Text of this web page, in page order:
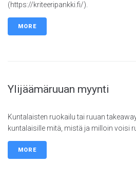
(https://kriteeripankki.fi/).
MORE
Ylijäämäruuan myynti
Kuntalaisten ruokailu tai ruuan
kuntalaisille mitä, mistä ja milloin voisi
MORE